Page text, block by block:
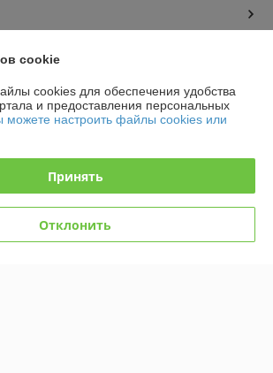
cookies
Deal.by
cookie
cookies для обеспечения удобства
и предоставления персональных
можете настроить файлы cookies или
Принять
Отклонить